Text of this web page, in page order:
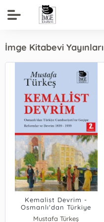
İmge Kitabevi Yayınları
Kemalist Devrim -
Osmanlı'dan Türkiye
Cumhuriyeti'ne Geçişte
Mustafa Türkeş